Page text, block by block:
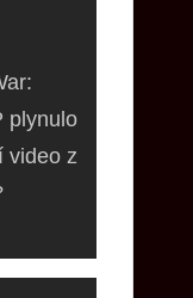
plynulo
video z